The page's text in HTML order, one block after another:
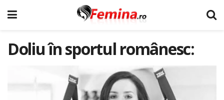
Doliu în sportul românesc: